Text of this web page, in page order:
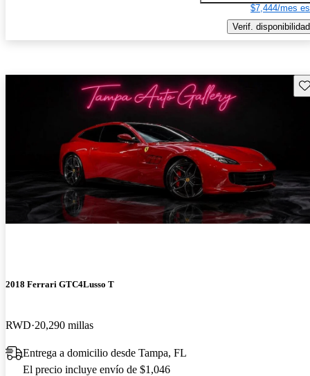
$7,444/mes
Verif. disponibilidad
2018 Ferrari GTC4Lusso T
RWD 20,290 millas
Entrega a domicilio desde Tampa, FL
El precio incluye envío de $1,046